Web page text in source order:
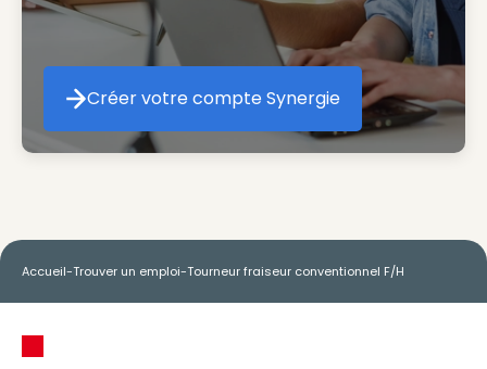
Créer votre compte Synergie
Créer votre compte Synergie
Accueil-Trouver un emploi-Tourneur fraiseur conventionnel F/H